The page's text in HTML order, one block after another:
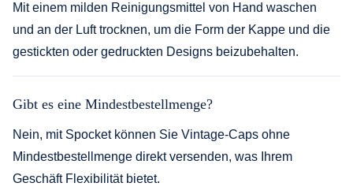
Mit einem milden Reinigungsmittel von Hand waschen
und an der Luft trocknen, um die Form der Kappe und die
gestickten oder gedruckten Designs beizubehalten.
Gibt es eine Mindestbestellmenge?
Nein, mit Spocket können Sie Vintage-Caps ohne
Mindestbestellmenge direkt versenden, was Ihrem
Geschäft Flexibilität bietet.